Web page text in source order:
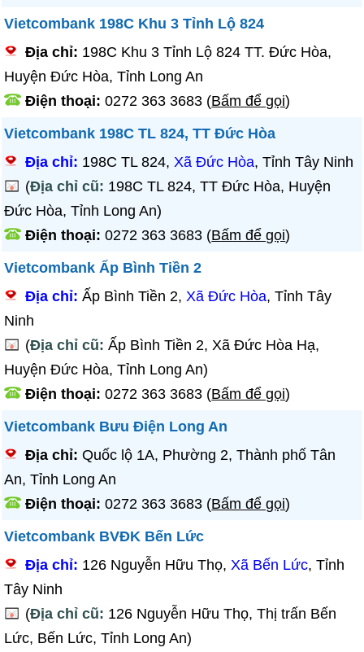
Vietcombank 198C Khu 3 Tỉnh Lộ 824
Địa chỉ: 198C Khu 3 Tỉnh Lộ 824 TT. Đức Hòa,
Huyện Đức Hòa, Tỉnh Long An
Điện thoại:0272 363 3683 (Bấm để gọi)
Vietcombank 198C TL 824, TT Đức Hòa
Địa chỉ: 198C TL 824,Xã Đức Hòa, Tỉnh Tây Ninh
(Địa chỉ cũ: 198C TL 824, TT Đức Hòa, Huyện
Đức Hòa, Tỉnh Long An)
Điện thoại:0272 363 3683 (Bấm để gọi)
Vietcombank Ấp Bình Tiền 2
Địa chỉ:Ấp Bình Tiền 2,Xã Đức Hòa, Tỉnh Tây
Ninh
(Địa chỉ cũ:Ấp Bình Tiền 2, Xã Đức Hòa Hạ,
Huyện Đức Hòa, Tỉnh Long An)
Điện thoại:0272 363 3683 (Bấm để gọi)
Vietcombank Bưu Điện Long An
Địa chỉ:Quốc lộ 1A, Phường 2, Thành phố Tân
An, Tỉnh Long An
Điện thoại:0272 363 3683 (Bấm để gọi)
Vietcombank BVĐK Bến Lức
Địa chỉ: 126 Nguyễn Hữu Thọ,Xã Bến Lức, Tỉnh
Tây Ninh
(Địa chỉ cũ: 126 Nguyễn Hữu Thọ, Thị trấn Bến
Lức, Bến Lức, Tỉnh Long An)